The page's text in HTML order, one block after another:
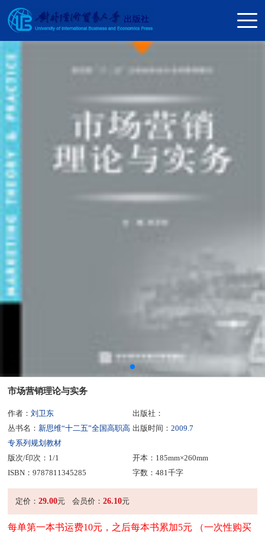
市场营销理论与实务
作者： 刘卫东
出版社：
丛书名： 新思维“十二五”全国高职高
专系列规划教材
出版时间： 2009.7
版次/印次：1/1
开本：185mm×260mm
ISBN：9787811345285
字数：481千字
定价： 29.00元 会员价：26.10元
每单第一本书运费10元，之后每本书累加5元 （一次性购买